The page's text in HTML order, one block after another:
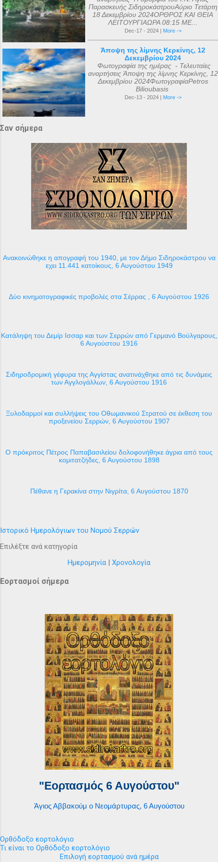
Παρασκευής ΣιδηροκάστρουΑύριο Τετάρτη
18 Δεκεμβρίου 2024ΟΡΘΡΟΣ ΚΑΙ ΘΕΙΑ
ΛΕΙΤΟΥΡΓΙΑΩΡΑ 08:15 ΜΕ...
Dec-17 - 2024 | More ->
Άποψη της λίμνης Κερκίνης, 12
Δεκεμβρίου 2024
Φωτογραφία της ημέρας - Τελευταίες
αναρτήσεις Άποψη της λίμνης Κερκίνης, 12
Δεκεμβρίου 2024ΦωτογραφίαPetros
Bilioubasis
Dec-13 - 2024 | More ->
Σαν σήμερα
Ανακοινώθηκε η απογραφή του 1940, με τον Δήμο Σιδηροκάστρου να
εχει 11.441 κατοίκους, 6 Αυγούστου 1949
Δύο κινηματογραφικές προβολές στα Σέρρας , 6 Αυγούστου 1926
Κατάληψη του Δεμίρ Ισσαρ και των Σερρών από Γερμανό Βούλγαρους,
6 Αυγούστου 1916
Σιδηροδρομική γέφυρα της Αγγίστας ανατινάχθηκε από τις δυνάμεις
των Αγγλογάλλων, 6 Αυγούστου 1916
Ξυλοδαρμοί και συλλήψεις του Οθωμανικού Στρατού σε έκθεση του
προξενείου Σερρών, 6 Αυγούστου 1907
Ο πρόκριτος Πέτρος Παπαβασιλείου δολοφονήθηκε άγρια από τους
κομιτατζήδες, 6 Αυγούστου 1898
Πέθανε η Γερακίνα στην Νιγρίτα, 6 Αυγούστου 1870
Ιστορικό Ημερολόγιων του Νομού Σερρών
Επιλέξτε ανά κατηγορία
Ημερομηνία | Χρονολογία
Εορτασμοί σήμερα
"Εορτασμός 6 Αυγούστου"
Άγιος Αββακούμ ο Νεομάρτυρας, 6 Αυγούστου
Ορθόδοξο εορτολόγιο
Τι είναι το Ορθόδοξο εορτολόγιο
Επιλογή εορτασμού ανά ημέρα